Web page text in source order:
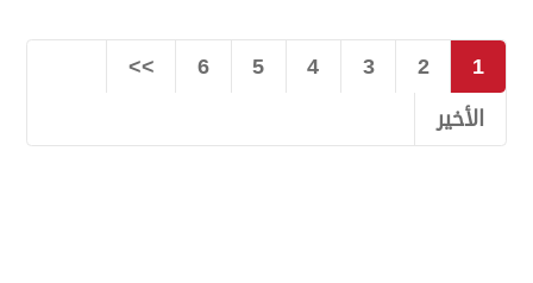
1
2
3
4
5
6
>>
الأخير